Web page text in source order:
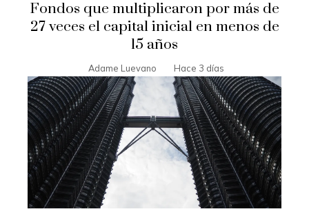
Fondos que multiplicaron por más de
27 veces el capital inicial en menos de
15 años
Adame Luevano Hace 3 días